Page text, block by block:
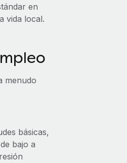
en
vida local.
menudo
básicas,
bajo a